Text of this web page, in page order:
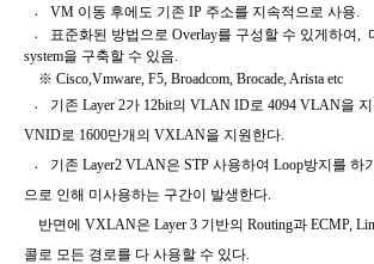
〮 VM 이동 후에도 기존 IP 주소를 지속적으로 사용.
표준화된 방법으로 Overlay를 구성할 수 있게하여,
system을 구축할 수 있음.
※ Cisco,Vmware, F5, Broadcom, Brocade, Arista etc
기존 Layer 2가 12bit의 VLAN ID로 4094 VLAN을
VNID로 1600만개의 VXLAN을 지원한다.
기존 Layer2 VLAN은 STP 사용하여 Loop방지를 하
으로 인해 미사용하는 구간이 발생한다.
반면에 VXLAN은 Layer 3 기반의 Routing과 ECMP,
콜로 모든 경로를 다 사용할 수 있다.